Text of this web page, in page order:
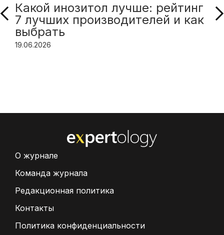
Какой инозитол лучше: рейтинг
7 лучших производителей и как
выбрать
19.06.2026
О журнале
Команда журнала
Редакционная политика
Контакты
Политика конфиденциальности